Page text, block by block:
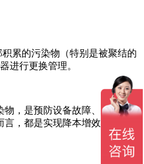
累的污染物（特别是被聚结的
进行更换管理。
物，是预防设备故障、延长使用
，都是实现降本增效、保障生